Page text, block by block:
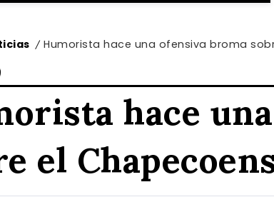
/ Humorista hace una ofensiva broma
hace
el